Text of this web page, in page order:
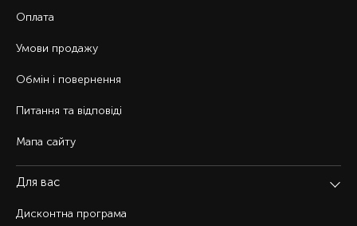
Оплата
Умови продажу
Обмін і повернення
Питання та відповіді
Мапа сайту
Для вас
Дисконтна програма